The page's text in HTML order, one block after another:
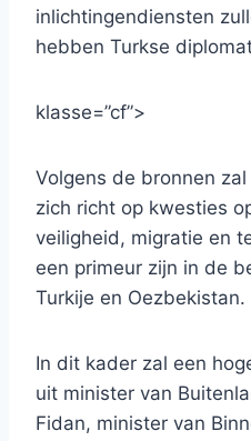
inlichtingendiensten
hebben Turkse
klasse=”cf”>
Volgens de bronnen
zich richt op kwesties
veiligheid, migratie en
een primeur zijn in de
Turkije en Oezbekistan.
In dit kader zal een
uit minister van
Fidan, minister van